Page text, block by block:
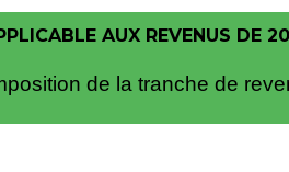
AUX REVENUS DE
de la tranche de